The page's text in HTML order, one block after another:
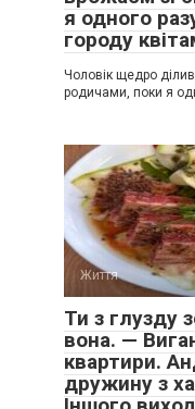
я одного
городу
Чоловік щедро
родичами, поки я
Життя
Ти з глузду
вона. —
квартири.
дружину з